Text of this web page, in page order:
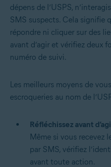
dépens de l’USPS,
SMS suspects. Cela signifie
répondre ni cliquer sur des
avant d’agir et vérifiez deux
numéro de suivi.
Les meilleurs moyens de
escroqueries au nom de
Réfléchissez avant
Même si vous recevez
par SMS, vérifiez
avant toute action.